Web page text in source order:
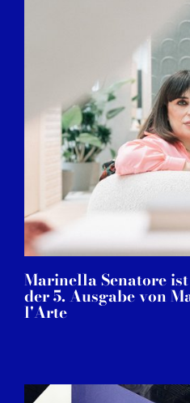
Marinella Senatore
der 5. Ausgabe von
l'Arte